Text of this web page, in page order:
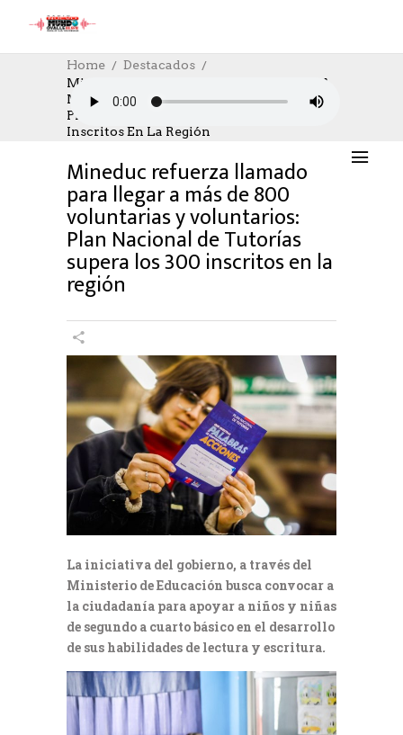
Home
Destacados
Mineduc Refuerza Llamado Para Llegar A
Más De 800 Voluntarias Y Voluntarios:
Plan Nacional De Tutorías Supera Los 300
Inscritos En La Región
DESTACADOS EDUCACION,SOCIAL,SOCIAL
17/05/2023
995 SEEN
0 COMMENTS
Mineduc refuerza llamado
para llegar a más de 800
voluntarias y voluntarios:
Plan Nacional de Tutorías
supera los 300 inscritos en la
región
La iniciativa del gobierno, a través del
Ministerio de Educación busca convocar a
la ciudadanía para apoyar a niños y niñas
de segundo a cuarto básico en el desarrollo
de sus habilidades de lectura y escritura.